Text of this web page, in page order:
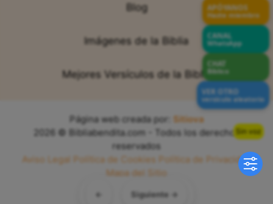
← Siguiente →
Sin voz
Blog
Imágenes de la Biblia
Mejores Versículos de la Biblia
Página web creada por:
Sitiova
2026 © Bibliabendita.com - Todos los derechos
reservados
Aviso Legal
Política de Cookies
Política de Privacidad
Mapa del Sitio
APÓYANOS
Hazte miembro
CANAL
WhatsApp
CHAT
Bíblico
VER OTRO
versículo aleatorio